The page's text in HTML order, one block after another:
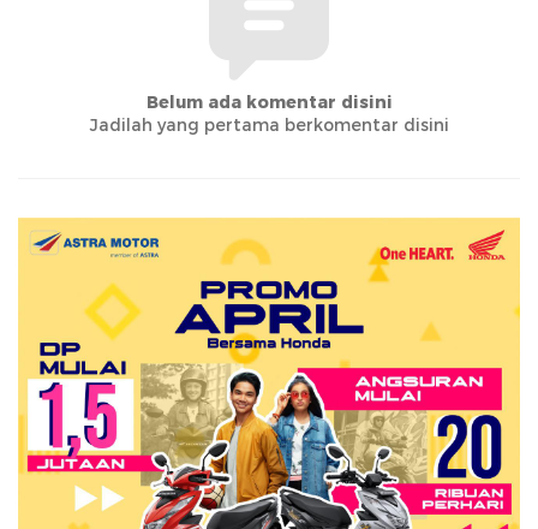
Belum ada komentar disini
Jadilah yang pertama berkomentar disini